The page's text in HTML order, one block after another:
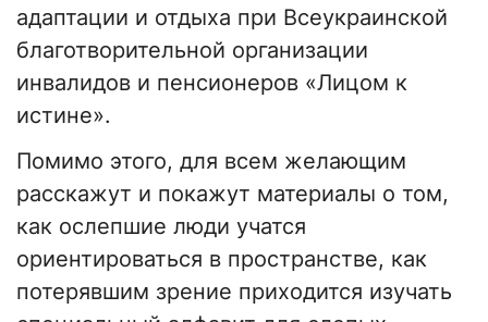
адаптации и отдыха при Всеукраинской
благотворительной организации
инвалидов и пенсионеров «Лицом к
истине».
Помимо этого, для всем желающим
расскажут и покажут материалы о том,
как ослепшие люди учатся
ориентироваться в пространстве, как
потерявшим зрение приходится изучать